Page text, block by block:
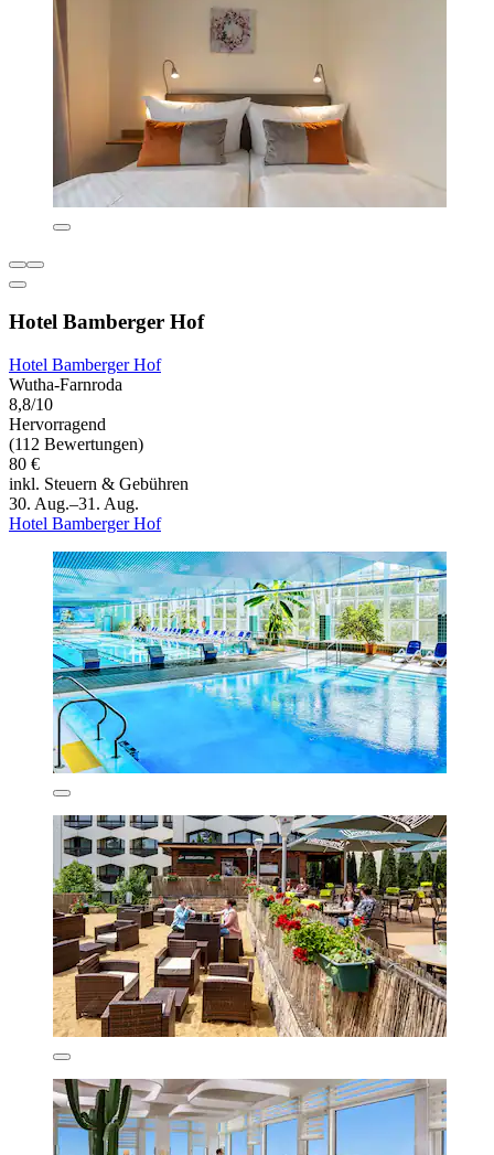
Hotel Bamberger Hof
Hotel Bamberger Hof
Wutha-Farnroda
8,8/10
Hervorragend
(112 Bewertungen)
80 €
inkl. Steuern & Gebühren
30. Aug.–31. Aug.
Hotel Bamberger Hof